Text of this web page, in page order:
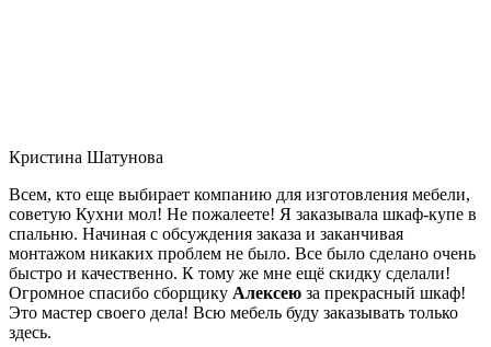
Кристина Шатунова
Всем, кто еще выбирает компанию для изготовления мебели,
советую Кухни мол! Не пожалеете! Я заказывала шкаф-купе в
спальню. Начиная с обсуждения заказа и заканчивая
монтажом никаких проблем не было. Все было сделано очень
быстро и качественно. К тому же мне ещё скидку сделали!
Огромное спасибо сборщику Алексею за прекрасный шкаф!
Это мастер своего дела! Всю мебель буду заказывать только
здесь.